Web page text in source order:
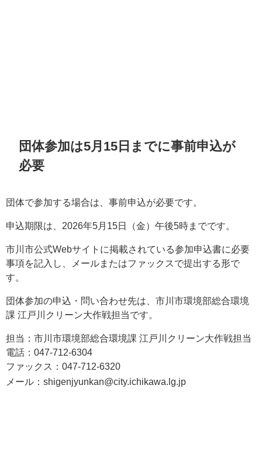
団体参加は5月15日までに事前申込が
必要
団体で参加する場合は、事前申込が必要です。
申込期限は、2026年5月15日（金）午後5時までです。
市川市公式Webサイトに掲載されている参加申込書に必要
事項を記入し、メールまたはファックスで提出する形で
す。
団体参加の申込・問い合わせ先は、市川市環境部総合環境
課 江戸川クリーン大作戦担当です。
担当：市川市環境部総合環境課 江戸川クリーン大作戦担当
電話：047-712-6304
ファックス：047-712-6320
メール： shigenjyunkan@city.ichikawa.lg.jp